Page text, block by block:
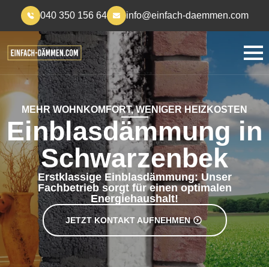
040 350 156 64 info@einfach-daemmen.com
MEHR WOHNKOMFORT, WENIGER HEIZKOSTEN
Einblasdämmung in
Schwarzenbek
Erstklassige Einblasdämmung: Unser
Fachbetrieb sorgt für einen optimalen
Energiehaushalt!
JETZT KONTAKT AUFNEHMEN